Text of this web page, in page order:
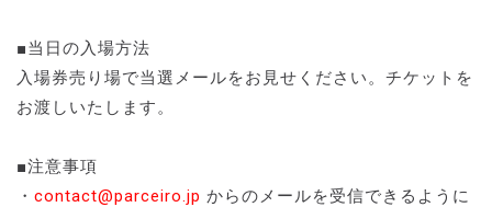
■当日の入場方法
入場券売り場で当選メールをお見せください。チケットを
お渡しいたします。
■注意事項
・ contact@parceiro.jp からのメールを受信できるように